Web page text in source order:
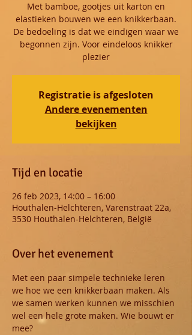
Met bamboe, gootjes uit karton en
elastieken bouwen we een knikkerbaan.
De bedoeling is dat we eindigen waar we
begonnen zijn. Voor eindeloos knikker
plezier
Registratie is afgesloten
Andere evenementen
bekijken
Tijd en locatie
26 feb 2023, 14:00 – 16:00
Houthalen-Helchteren, Varenstraat 22a,
3530 Houthalen-Helchteren, België
Over het evenement
Met een paar simpele technieke leren
we hoe we een knikkerbaan maken. Als
we samen werken kunnen we misschien
wel een hele grote maken. Wie bouwt er
mee?